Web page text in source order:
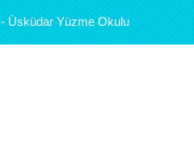
Üsküdar Yüzme Okulu